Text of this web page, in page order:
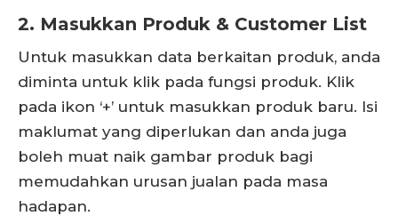
2. Masukkan Produk & Customer List
Untuk masukkan data berkaitan produk, anda
diminta untuk klik pada fungsi produk. Klik
pada ikon ‘+’ untuk masukkan produk baru. Isi
maklumat yang diperlukan dan anda juga
boleh muat naik gambar produk bagi
memudahkan urusan jualan pada masa
hadapan.